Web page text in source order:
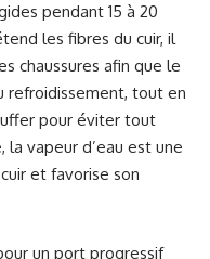
pendant 15 à 20
les fibres du cuir, il
chaussures afin que le
refroidissement, tout en
pour éviter tout
vapeur d’eau est une
et favorise son
un port progressif